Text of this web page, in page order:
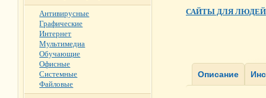
САЙТЫ ДЛЯ ЛЮДЕЙ
Антивирусные
Графические
Интернет
Мультимедиа
Обучающие
Офисные
Системные
Файловые